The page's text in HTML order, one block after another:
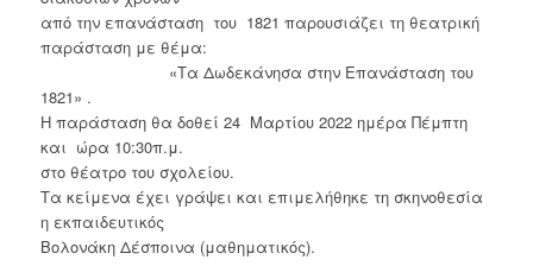
από την επανάσταση του 1821 παρουσιάζει τη θεατρική
παράσταση με θέμα:
«Τα Δωδεκάνησα στην Επανάσταση του
1821» .
Η παράσταση θα δοθεί 24 Μαρτίου 2022 ημέρα Πέμπτη
και ώρα 10:30π.μ.
στο θέατρο του σχολείου.
Τα κείμενα έχει γράψει και επιμελήθηκε τη σκηνοθεσία
η εκπαιδευτικός
Βολονάκη Δέσποινα (μαθηματικός).